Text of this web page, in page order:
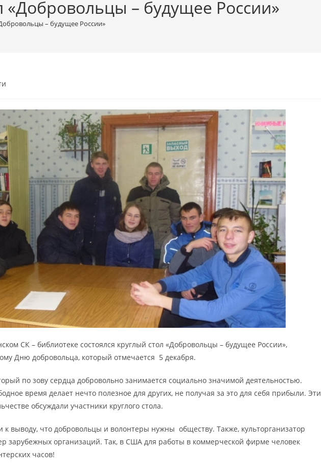
«Добровольцы – будущее России»
– будущее России»
СК – библиотеке состоялся круглый стол «Добровольцы – будущее России»,
Дню добровольца, который отмечается 5 декабря.
по зову сердца добровольно занимается социально значимой деятельностью.
время делает нечто полезное для других, не получая за это для себя прибыли. Эти
обсуждали участники круглого стола.
выводу, что добровольцы и волонтеры нужны обществу. Также, культорганизатор
зарубежных организаций. Так, в США для работы в коммерческой фирме человек
часов!